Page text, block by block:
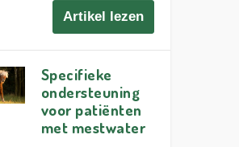
Artikel lezen
Specifieke
ondersteuning
voor patiënten
met mestwater